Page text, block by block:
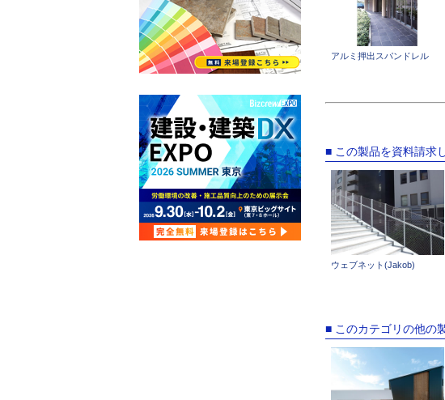
アルミ押出スパンドレル
■ この製品を資料請求
ウェブネット(Jakob)
■ このカテゴリの他の